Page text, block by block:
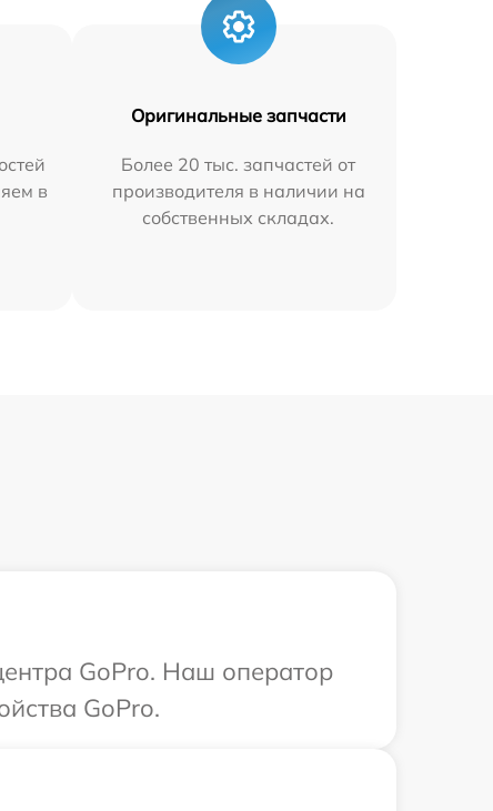
в
Оригинальные запчасти
Более 20 тыс. запчастей от
производителя в наличии на
собственных складах.
GoPro. Наш оператор
GoPro.